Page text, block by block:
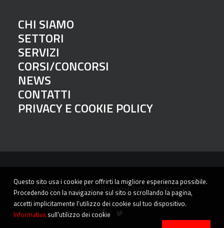
CHI SIAMO
SETTORI
SERVIZI
CORSI/CONCORSI
NEWS
CONTATTI
PRIVACY E COOKIE POLICY
© 2026 FP CGIL Emilia-Romagna. Tutti i diritti riservati
Questo sito usa i cookie per offrirti la migliore esperienza possibile.
Procedendo con la navigazione sul sito o scrollando la pagina,
accetti implicitamente l'utilizzo dei cookie sul tuo dispositivo.
Informativa sull'utilizzo dei cookie